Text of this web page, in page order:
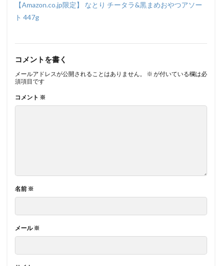
【Amazon.co.jp限定】 なとり チータラ&黒まめおやつアソー
ト 447g
コメントを書く
メールアドレスが公開されることはありません。 ※ が付いている欄は必
須項目です
コメント ※
名前 ※
メール※